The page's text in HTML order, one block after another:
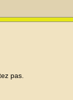
pas.